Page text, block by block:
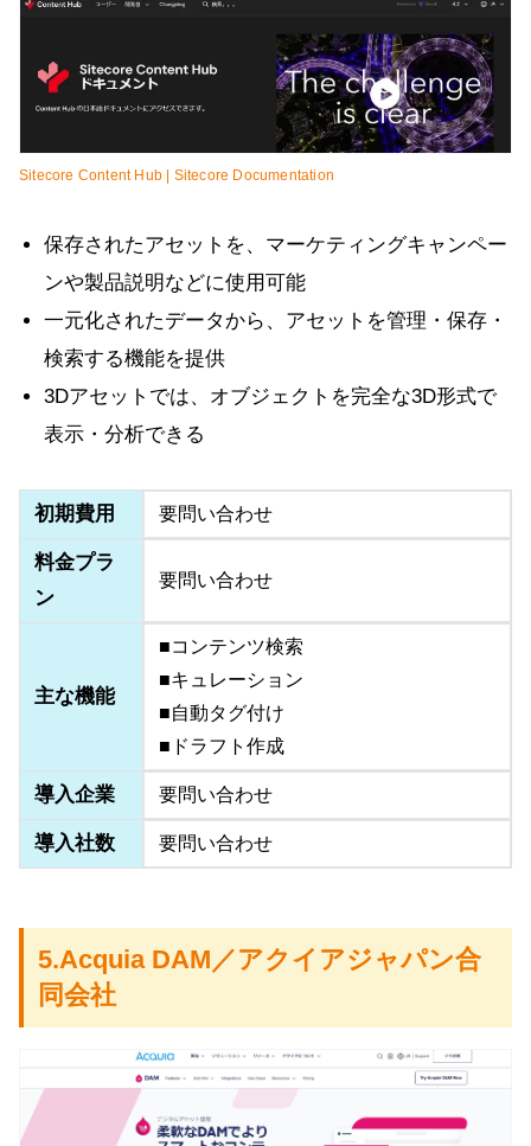
Sitecore Content Hub | Sitecore Documentation
保存されたアセットを、マーケティングキャンペー
ンや製品説明などに使用可能
一元化されたデータから、アセットを管理・保存・
検索する機能を提供
3Dアセットでは、オブジェクトを完全な3D形式で
表示・分析できる
初期費用 要問い合わせ
料金プラ
ン
要問い合わせ
主な機能
■コンテンツ検索
■キュレーション
■自動タグ付け
■ドラフト作成
導入企業 要問い合わせ
導入社数 要問い合わせ
5.Acquia DAM／アクイアジャパン合
同会社